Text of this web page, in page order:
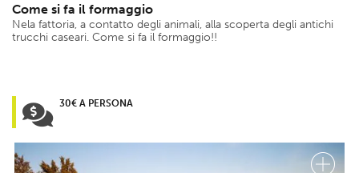
Come si fa il formaggio
Nela fattoria, a contatto degli animali, alla scoperta degli antichi
trucchi caseari. Come si fa il formaggio!!
30€ A PERSONA